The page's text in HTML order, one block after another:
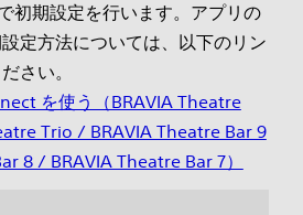
初期設定を行います。アプリの
定方法については、以下のリン
さい。
を使う（BRAVIA Theatre
Trio / BRAVIA Theatre Bar 9
8 / BRAVIA Theatre Bar 7）